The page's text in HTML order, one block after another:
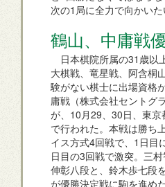
次の1局に全力で向かいた
鶴山、中庸戦
日本棋院所属の31歳以
大棋戦、竜星戦、阿含桐
験がない棋士に出場資格
庸戦（株式会社セントグ
が、10月29、30日、東
で行われた。本戦は勝ち
イス方式4回戦で、1日目
日目の3回戦で激突。三
伸彰八段と、鈴木歩七段
が優勝決定戦に駒を進め